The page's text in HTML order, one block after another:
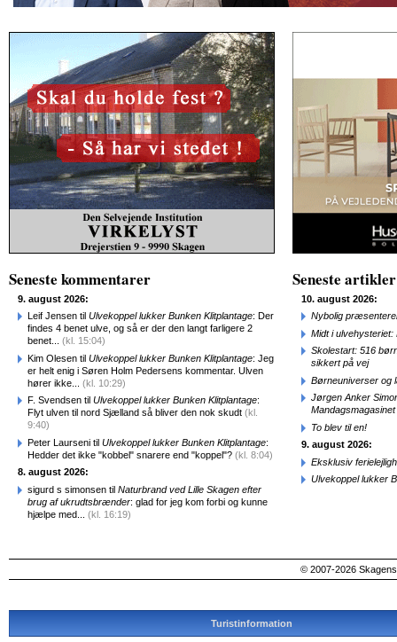
Seneste kommentarer
9. august 2026:
Leif Jensen til Ulvekoppel lukker Bunken Klitplantage: Der
findes 4 benet ulve, og så er der den langt farligere 2
benet... (kl. 15:04)
Kim Olesen til Ulvekoppel lukker Bunken Klitplantage: Jeg
er helt enig i Søren Holm Pedersens kommentar. Ulven
hører ikke... (kl. 10:29)
F. Svendsen til Ulvekoppel lukker Bunken Klitplantage:
Flyt ulven til nord Sjælland så bliver den nok skudt (kl.
9:40)
Peter Laurseni til Ulvekoppel lukker Bunken Klitplantage:
Hedder det ikke "kobbel" snarere end "koppel"? (kl. 8:04)
8. august 2026:
sigurd s simonsen til Naturbrand ved Lille Skagen efter
brug af ukrudtsbrænder: glad for jeg kom forbi og kunne
hjælpe med... (kl. 16:19)
Seneste artikler
10. august 2026:
Nybolig
Midt i
Skolestart: 516
sikkert på vej
Børneuniverser og
Jørgen Anker
Mandagsmagasinet
To blev til en!
9. august 2026:
Eksklusiv
Ulvekoppel lukker
© 2007-2026
Turistinformation